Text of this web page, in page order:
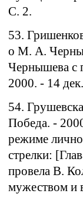
С. 2.
53.
о М. А.
Чернышева с
2000. - 14
54.
Победа. -
режиме
стрелки:
провела В.
мужеством и